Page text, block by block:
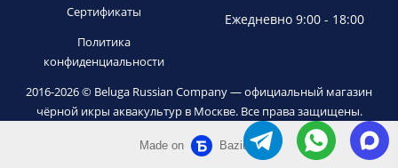
Сертификаты
Политика
конфиденциальности
Ежедневно 9:00 - 18:00
2016-2026 © Beluga Russian Company — официальный магазин
чёрной икры аквакультур в Москве. Все права защищены.
Made on Bazium